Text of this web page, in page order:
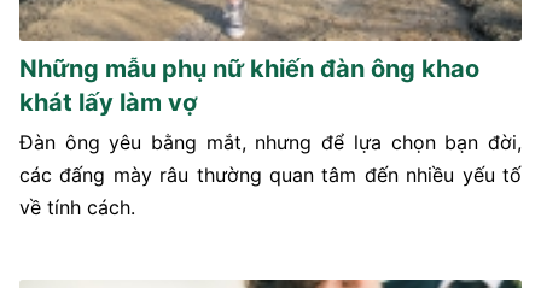
Những mẫu phụ nữ khiến đàn ông khao
khát lấy làm vợ
Đàn ông yêu bằng mắt, nhưng để lựa chọn bạn đời,
các đấng mày râu thường quan tâm đến nhiều yếu tố
về tính cách.